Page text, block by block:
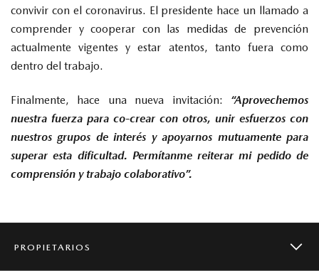
convivir con el coronavirus. El presidente hace un llamado a
comprender y cooperar con las medidas de prevención
actualmente vigentes y estar atentos, tanto fuera como
dentro del trabajo.
Finalmente, hace una nueva invitación: “Aprovechemos
nuestra fuerza para co-crear con otros, unir esfuerzos con
nuestros grupos de interés y apoyarnos mutuamente para
superar esta dificultad. Permítanme reiterar mi pedido de
comprensión y trabajo colaborativo”.
PROPIETARIOS